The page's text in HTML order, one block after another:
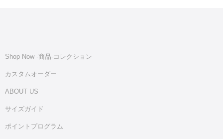
Shop Now -商品‐コレクション
カスタムオーダー
ABOUT US
サイズガイド
ポイントプログラム